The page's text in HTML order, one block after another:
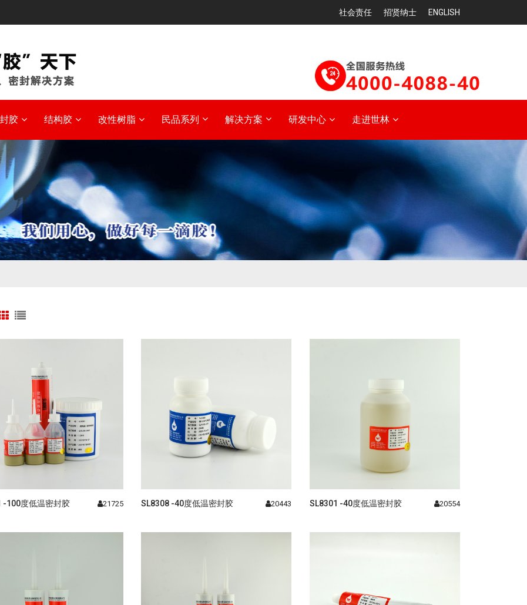
社会责任 招贤纳士 ENGLISH
胶 结构胶 改性树脂 民品系列 解决方案 研发中心 走进世林
-100度低温密封胶 21725 SL8308 -40度低温密封胶 20443 SL8301 -40度低温密封胶 20554